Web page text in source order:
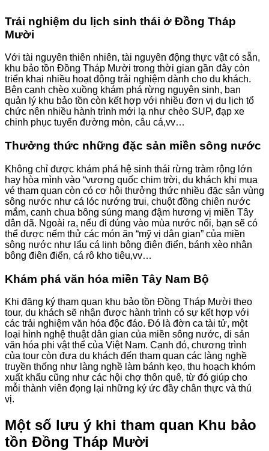
Trải nghiệm du lịch sinh thái ở Đồng Tháp
Mười
Với tài nguyên thiên nhiên, tài nguyên động thực vật có sẵn,
khu bảo tồn Đồng Tháp Mười trong thời gian gần đây còn
triển khai nhiều hoạt động trải nghiệm dành cho du khách.
Bên cạnh chèo xuồng khám phá rừng nguyên sinh, ban
quản lý khu bảo tồn còn kết hợp với nhiều đơn vị du lịch tổ
chức nên nhiều hành trình mới lạ như chèo SUP, đạp xe
chinh phục tuyến đường mòn, câu cá,vv…
Thưởng thức những đặc sản miền sông nước
Không chỉ được khám phá hệ sinh thái rừng tràm rộng lớn
hay hòa mình vào “vương quốc chim trời, du khách khi mua
vé tham quan còn có cơ hội thưởng thức nhiều đặc sản vùng
sông nước như cá lóc nướng trui, chuột đồng chiên nước
mắm, canh chua bông súng mang đậm hương vị miền Tây
dân dã. Ngoài ra, nếu đi đúng vào mùa nước nổi, bạn sẽ có
thể được nếm thử các món ăn “mỹ vị dân gian” của miền
sông nước như lẩu cá linh bông điên điển, bánh xèo nhân
bông điên điển, cá rô kho tiêu,vv…
Khám phá văn hóa miền Tây Nam Bộ
Khi đăng ký tham quan khu bảo tồn Đồng Tháp Mười theo
tour, du khách sẽ nhận được hành trình có sự kết hợp với
các trải nghiệm văn hóa độc đáo. Đó là đờn ca tài tử, một
loại hình nghệ thuật dân gian của miền sông nước, di sản
văn hóa phi vật thể của Việt Nam. Cạnh đó, chương trình
của tour còn đưa du khách đến tham quan các làng nghề
truyền thống như làng nghề làm bánh kẹo, thu hoạch khóm
xuất khẩu cũng như các hội chợ thôn quê, từ đó giúp cho
mỗi thành viên đọng lại những ký ức đầy chân thực và thú
vị.
Một số lưu ý khi tham quan Khu bảo
tồn Đồng Tháp Mười